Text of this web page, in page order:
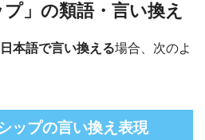
」の類語・言い換え
日本語で言い換える場合、次のよ
ップの言い換え表現